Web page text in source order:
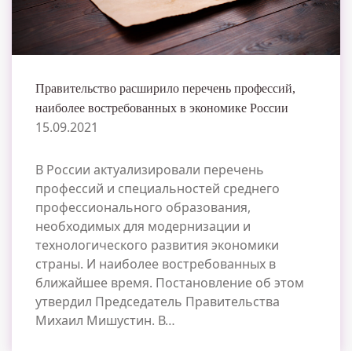
Правительство расширило перечень профессий,
наиболее востребованных в экономике России
15.09.2021
В России актуализировали перечень
профессий и специальностей среднего
профессионального образования,
необходимых для модернизации и
технологического развития экономики
страны. И наиболее востребованных в
ближайшее время. Постановление об этом
утвердил Председатель Правительства
Михаил Мишустин. В…